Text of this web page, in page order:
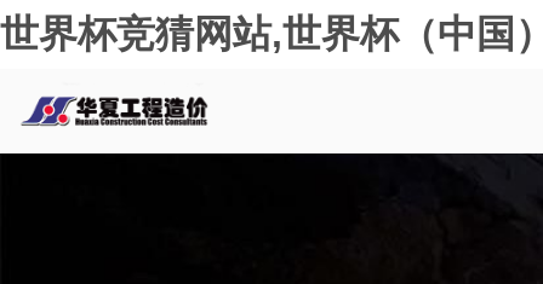
世界杯竞猜网站,世界杯（中国